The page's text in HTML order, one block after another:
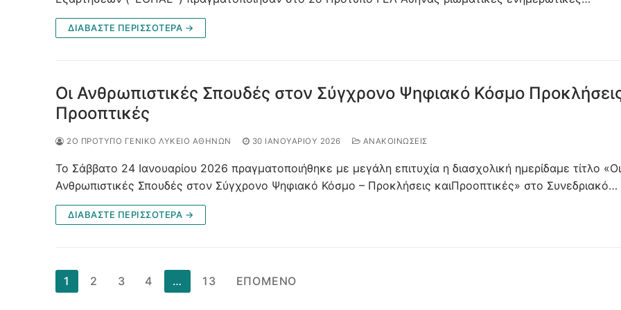
ΔΙΑΒΆΣΤΕ ΠΕΡΙΣΣΌΤΕΡΑ →
Οι Ανθρωπιστικές Σπουδές στον Σύγχρονο Ψηφιακό Κόσμο
Προοπτικές
2Ο ΠΡΌΤΥΠΟ ΓΕΝΙΚΌ ΛΎΚΕΙΟ ΑΘΗΝΏΝ 30 ΙΑΝΟΥΑΡΊΟΥ 2026 ΑΝΑΚΟΙΝΩΣΕΙΣ
Το Σάββατο 24 Ιανουαρίου 2026 πραγματοποιήθηκε με μεγάλη επιτυχία η διασχολική ημερίδαμε τίτλο «Οι
Ανθρωπιστικές Σπουδές στον Σύγχρονο Ψηφιακό Κόσμο – Προκλήσεις καιΠροοπτικές» στο Συνεδριακό…
ΔΙΑΒΆΣΤΕ ΠΕΡΙΣΣΌΤΕΡΑ →
Σελιδοποίηση
1 2 3 4 … 13 ΕΠΌΜΕΝΟ